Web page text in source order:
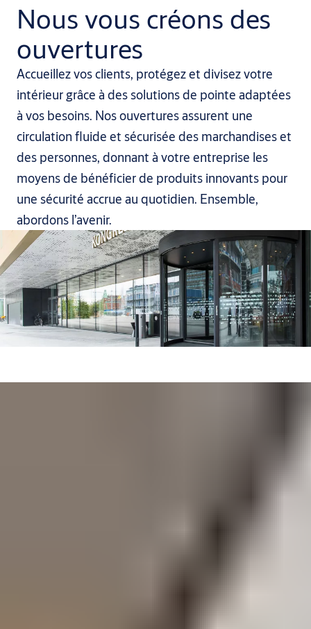
Nous vous créons des
ouvertures
Accueillez vos clients, protégez et divisez votre
intérieur grâce à des solutions de pointe adaptées
à vos besoins. Nos ouvertures assurent une
circulation fluide et sécurisée des marchandises et
des personnes, donnant à votre entreprise les
moyens de bénéficier de produits innovants pour
une sécurité accrue au quotidien. Ensemble,
abordons l’avenir.